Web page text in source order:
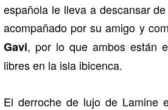
española le lleva a descansar
acompañado por su amigo y
Gavi, por lo que ambos están
libres en la isla ibicenca.
El derroche de lujo de Lamine